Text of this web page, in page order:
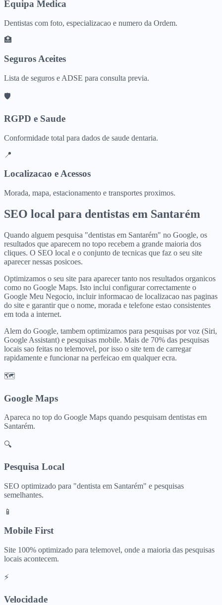
Equipa Medica
Dentistas com foto, especializacao e numero da Ordem.
🏥
Seguros Aceites
Lista de seguros e ADSE para consulta previa.
🛡️
RGPD e Saude
Conformidade total para dados de saude dentaria.
📍
Localizacao e Acessos
Morada, mapa, estacionamento e transportes proximos.
SEO local para dentistas em Santarém
Quando alguem pesquisa "dentistas em Santarém" no Google, os
resultados que aparecem no topo recebem a grande maioria dos
cliques. O SEO local e o conjunto de tecnicas que faz o seu site
aparecer nessas posicoes.
Optimizamos o seu site para aparecer tanto nos resultados organicos
como no Google Maps. Isto inclui configurar correctamente o
Google Meu Negocio, incluir informacao de localizacao nas paginas
do site e garantir que o nome, morada e telefone estao consistentes
em toda a internet.
Alem do Google, tambem optimizamos para pesquisas por voz (Siri,
Google Assistant) e pesquisas mobile. Mais de 70% das pesquisas
locais sao feitas no telemovel, por isso o site tem de carregar
rapidamente e funcionar na perfeicao em qualquer ecra.
🗺️
Google Maps
Apareca no top do Google Maps quando pesquisam dentistas em
Santarém.
🔍
Pesquisa Local
SEO optimizado para "dentista em Santarém" e pesquisas
semelhantes.
📱
Mobile First
Site 100% optimizado para telemovel, onde a maioria das pesquisas
locais acontecem.
⚡
Velocidade